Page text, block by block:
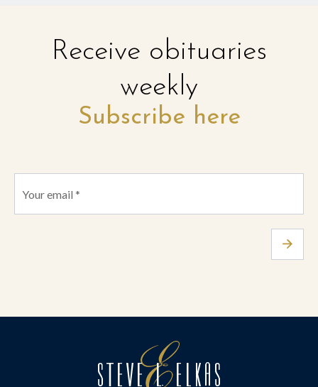
Receive obituaries
weekly
Subscribe here